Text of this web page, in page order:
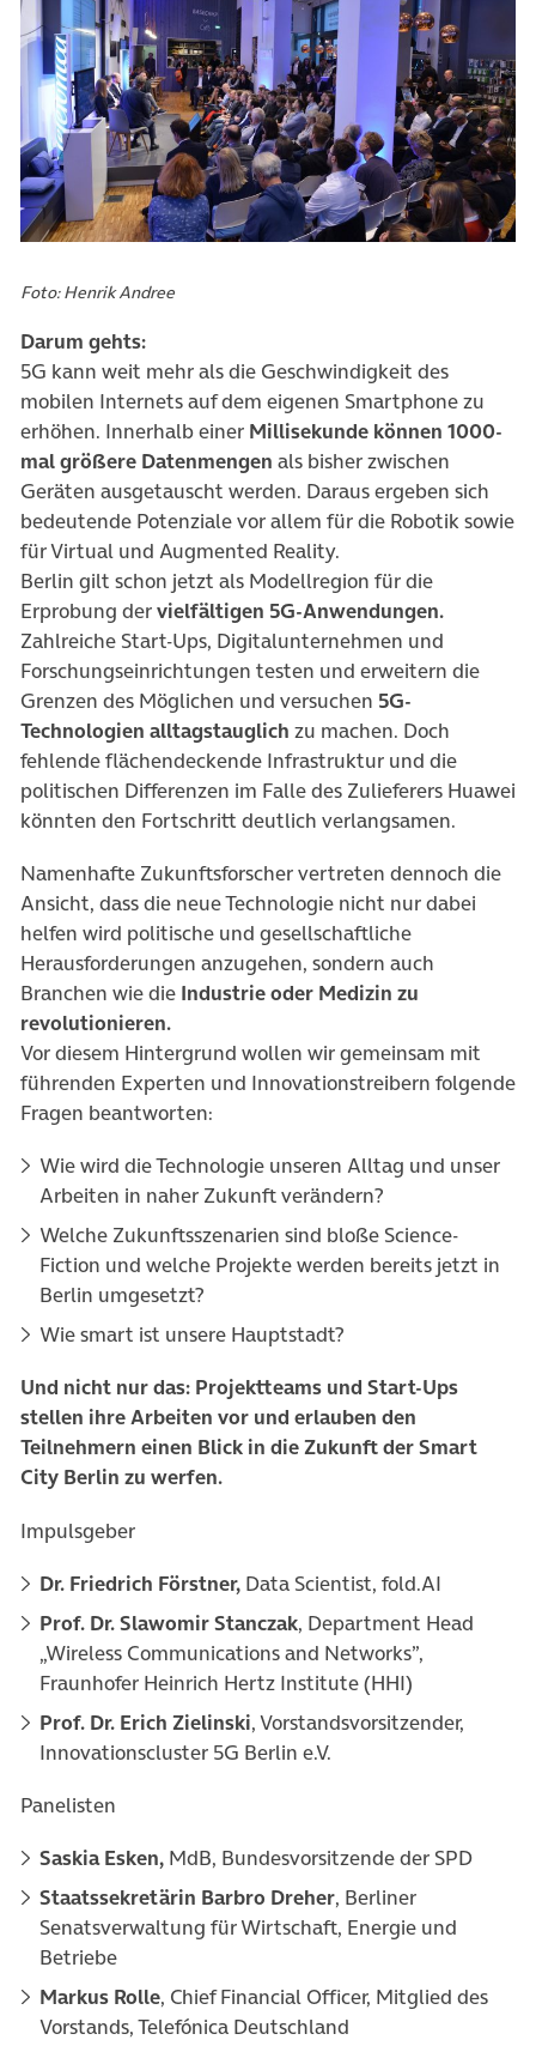
Foto: Henrik Andree
Darum gehts:
5G kann weit mehr als die Geschwindigkeit des
mobilen Internets auf dem eigenen Smartphone zu
erhöhen. Innerhalb einer Millisekunde können 1000-
mal größere Datenmengen als bisher zwischen
Geräten ausgetauscht werden. Daraus ergeben sich
bedeutende Potenziale vor allem für die Robotik sowie
für Virtual und Augmented Reality.
Berlin gilt schon jetzt als Modellregion für die
Erprobung dervielfältigen 5G-Anwendungen.
Zahlreiche Start-Ups, Digitalunternehmen und
Forschungseinrichtungen testen und erweitern die
Grenzen des Möglichen und versuchen 5G-
Technologien alltagstauglich zu machen. Doch
fehlende flächendeckende Infrastruktur und die
politischen Differenzen im Falle des Zulieferers Huawei
könnten den Fortschritt deutlich verlangsamen.
Namenhafte Zukunftsforscher vertreten dennoch die
Ansicht, dass die neue Technologie nicht nur dabei
helfen wird politische und gesellschaftliche
Herausforderungen anzugehen, sondern auch
Branchen wie die Industrie oder Medizin zu
revolutionieren.
Vor diesem Hintergrund wollen wir gemeinsam mit
führenden Experten und Innovationstreibern folgende
Fragen beantworten:
Wie wird die Technologie unseren Alltag und unser
Arbeiten in naher Zukunft verändern?
Welche Zukunftsszenarien sind bloße Science-
Fiction und welche Projekte werden bereits jetzt in
Berlin umgesetzt?
Wie smart ist unsere Hauptstadt?
Und nicht nur das: Projektteams und Start-Ups
stellen ihre Arbeiten vor und erlauben den
Teilnehmern einen Blick in die Zukunft der Smart
City Berlin zu werfen.
Impulsgeber
Dr. Friedrich Förstner, Data Scientist, fold.AI
Prof. Dr. Slawomir Stanczak, Department Head
„Wireless Communications and Networks”,
Fraunhofer Heinrich Hertz Institute (HHI)
Prof. Dr. Erich Zielinski, Vorstandsvorsitzender,
Innovationscluster 5G Berlin e.V.
Panelisten
Saskia Esken, MdB, Bundesvorsitzende der SPD
Staatssekretärin Barbro Dreher, Berliner
Senatsverwaltung für Wirtschaft, Energie und
Betriebe
Markus Rolle, Chief Financial Officer, Mitglied des
Vorstands, Telefónica Deutschland